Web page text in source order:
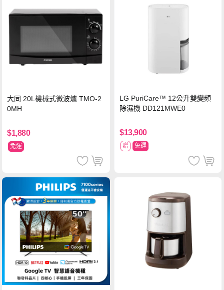
大同 20L機械式微波爐 TMO-2
0MH
$1,880
免運
LG PuriCare™ 12公升雙變頻
除濕機 DD121MWE0
$13,900
贈 免運